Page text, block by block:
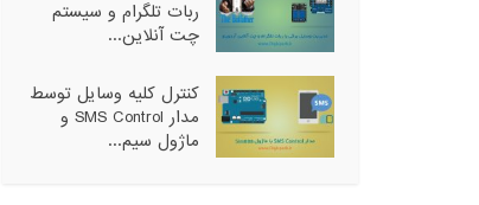
ربات تلگرام و سیستم
چت آنلاین...
کنترل کلیه وسایل توسط
مدار SMS Control و
ماژول سیم...